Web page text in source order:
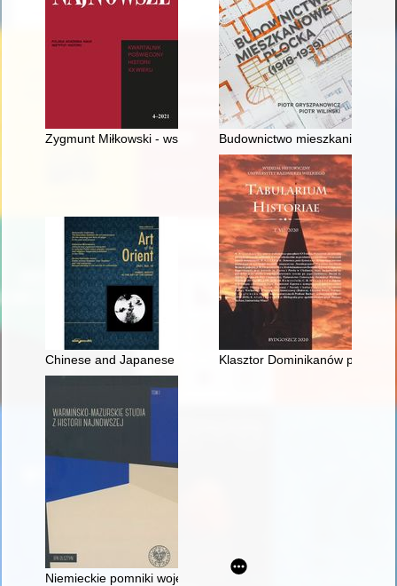
Zygmunt Miłkowski - współtwórca Ligi Polskiej wobec
Budownictwo mieszkaniowe
Chinese and Japanese characters in selected Polish mass,
Klasztor Dominikanów przy
Niemieckie pomniki wojenne na Mazurach po 1945 roku